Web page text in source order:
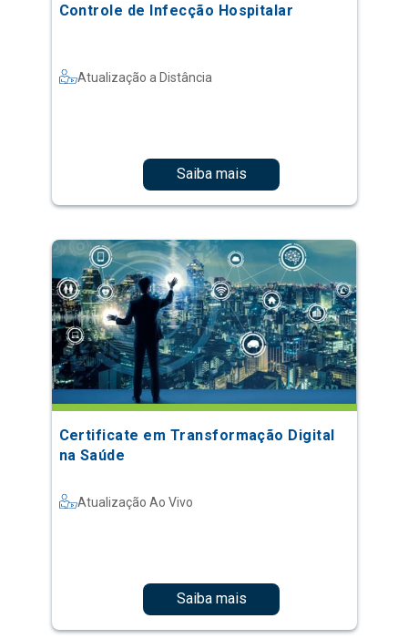
Controle de Infecção Hospitalar
Atualização a Distância
Saiba mais
Certificate em Transformação Digital
na Saúde
Atualização Ao Vivo
Saiba mais